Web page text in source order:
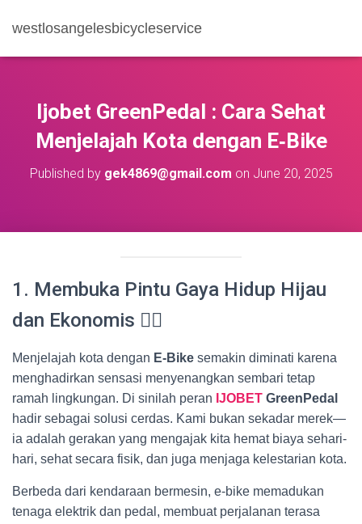
westlosangelesbicycleservice
Ijobet GreenPedal : Cara Sehat
Menjelajah Kota dengan E‑Bike
Published by gek4869@gmail.com on June 20, 2025
1. Membuka Pintu Gaya Hidup Hijau
dan Ekonomis 🚴‍♀️
Menjelajah kota dengan E‑Bike semakin diminati karena
menghadirkan sensasi menyenangkan sembari tetap
ramah lingkungan. Di sinilah peran IJOBET GreenPedal
hadir sebagai solusi cerdas. Kami bukan sekadar merek—
ia adalah gerakan yang mengajak kita hemat biaya sehari-
hari, sehat secara fisik, dan juga menjaga kelestarian kota.
Berbeda dari kendaraan bermesin, e‑bike memadukan
tenaga elektrik dan pedal, membuat perjalanan terasa